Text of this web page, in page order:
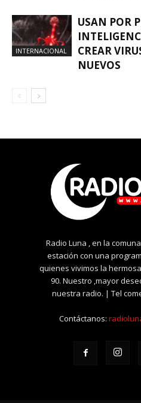
INTERNACIONAL
USAN POR
CREAR
NUEVOS
Radio Luna , en la
estación con una
quienes vivimos la
90. Nuestro ,mayor
nuestra radio. | Tel
Contáctanos: